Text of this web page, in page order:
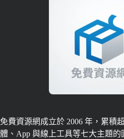
免費資源網成立於 2006 年，累積
體、App 與線上工具等七大主題